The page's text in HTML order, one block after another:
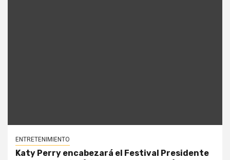
ENTRETENIMIENTO
Katy Perry encabezará el Festival Presidente